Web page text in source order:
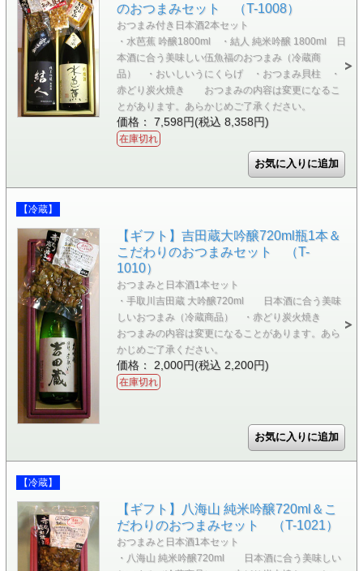
のおつまみセット （T-1008）
おつまみ付き日本酒2本セット
・水芭蕉 吟醸1800ml ・結人 純米吟醸 1800ml 日
本酒に合う美味しい伍魚福のおつまみ（冷蔵商
品） ・おいしいうにくらげ ・おつまみ貝柱 ・
赤どり炭火焼き おつまみの内容は変更になるこ
とがあります。あらかじめご了承ください。
価格： 7,598円(税込 8,358円)
在庫切れ
【冷蔵】
【ギフト】吉田蔵大吟醸720ml瓶1本＆
こだわりのおつまみセット （T-
1010）
おつまみと日本酒1本セット
・手取川吉田蔵 大吟醸720ml 日本酒に合う美味
しいおつまみ（冷蔵商品） ・赤どり炭火焼き
おつまみの内容は変更になることがあります。あら
かじめご了承ください。
価格： 2,000円(税込 2,200円)
在庫切れ
【冷蔵】
【ギフト】八海山 純米吟醸720ml＆こ
だわりのおつまみセット （T-1021）
おつまみと日本酒1本セット
・八海山 純米吟醸720ml 日本酒に合う美味しい